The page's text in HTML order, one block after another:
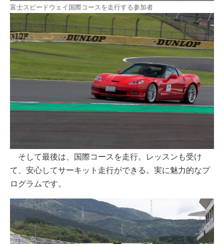
富士スピードウェイ国際コースを走行する参加者
そして最後は、国際コースを走行。レッスンも受け
て、安心してサーキット走行ができる。実に魅力的なプ
ログラムです。